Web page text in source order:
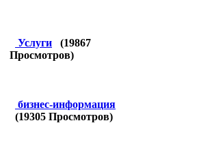
Услуги (19867
Просмотров)
бизнес-информация
(19305 Просмотров)